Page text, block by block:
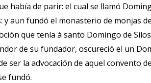
había de parir: el cual se llamó
aun fundó el monasterio de monjas
que tenía á santo Domingo de
de su fundador, oscureció el un
ser la advocación de aquel convento
fundó.